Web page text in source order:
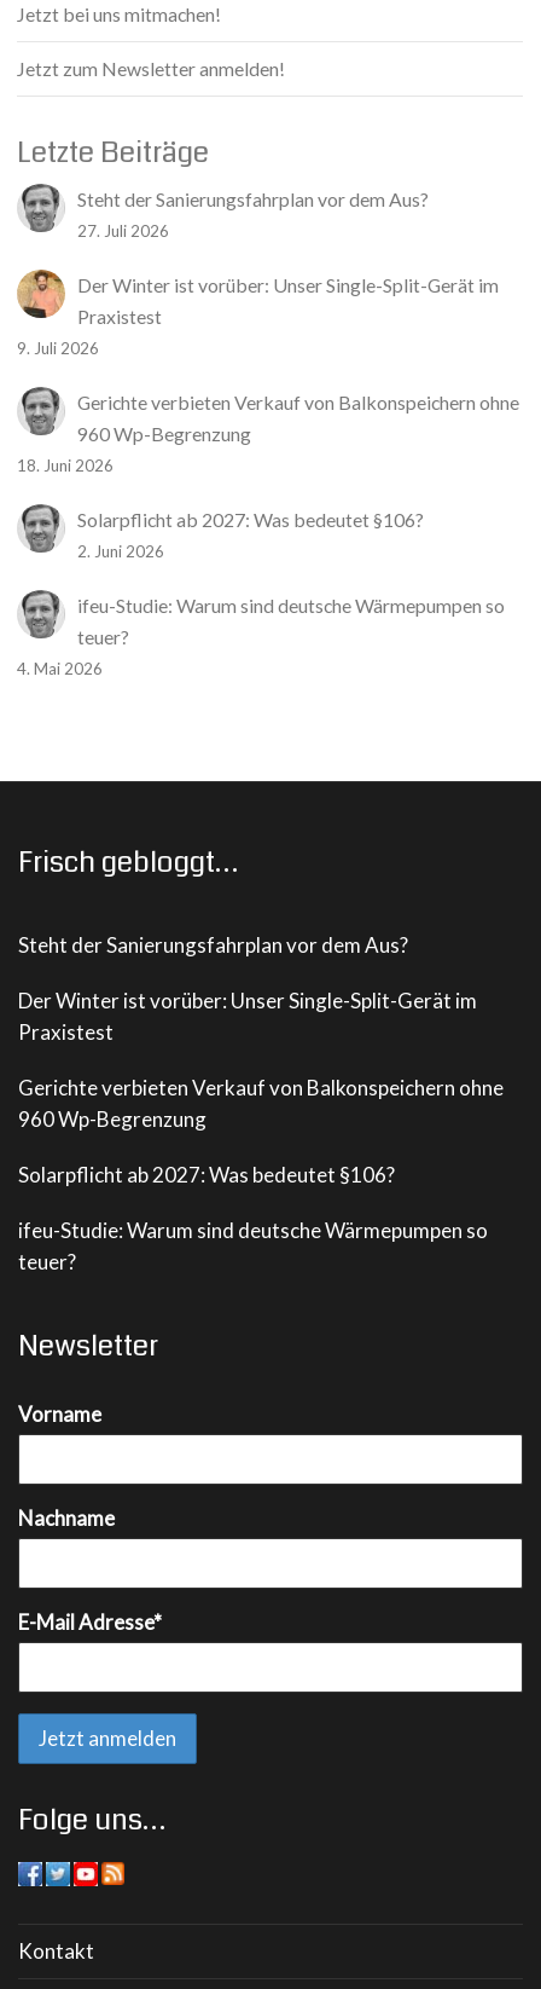
Jetzt bei uns mitmachen!
Jetzt zum Newsletter anmelden!
Letzte Beiträge
Steht der Sanierungsfahrplan vor dem Aus?
27. Juli 2026
Der Winter ist vorüber: Unser Single-Split-Gerät im
Praxistest
9. Juli 2026
Gerichte verbieten Verkauf von Balkonspeichern ohne
960 Wp-Begrenzung
18. Juni 2026
Solarpflicht ab 2027: Was bedeutet §106?
2. Juni 2026
ifeu-Studie: Warum sind deutsche Wärmepumpen so
teuer?
4. Mai 2026
Frisch gebloggt…
Steht der Sanierungsfahrplan vor dem Aus?
Der Winter ist vorüber: Unser Single-Split-Gerät im
Praxistest
Gerichte verbieten Verkauf von Balkonspeichern ohne
960 Wp-Begrenzung
Solarpflicht ab 2027: Was bedeutet §106?
ifeu-Studie: Warum sind deutsche Wärmepumpen so
teuer?
Newsletter
Vorname
Nachname
E-Mail Adresse*
Folge uns…
Kontakt